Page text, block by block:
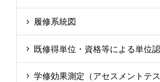
履修系統図
既修得単位・資格等による単位
学修効果測定（アセスメントテス